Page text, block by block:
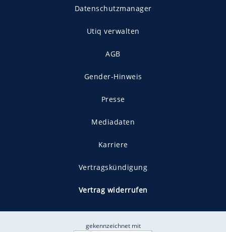
Datenschutzmanager
Utiq verwalten
AGB
Gender-Hinweis
Presse
Mediadaten
Karriere
Vertragskündigung
Vertrag widerrufen
gekennzeichnet mit